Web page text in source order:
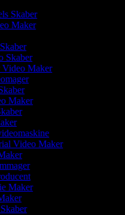
Skaber
Maker
Skaber
Video Maker
Maker
Video Maker
Maker